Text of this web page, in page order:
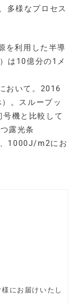
多様なプロセス
利用した半導
は10億分の1メ
おいて。2016
。スループッ
機と比較して
露光条
1000J/m2にお
にお届けいたし